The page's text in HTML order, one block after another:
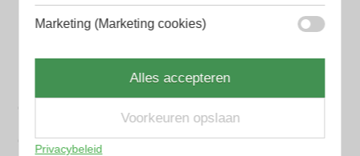
Azzaro Heren parfum
BVLGARI Heren parfum
Creed heren parfum
Marketing (Marketing cookies)
Alles accepteren
Voorkeuren opslaan
Privacybeleid